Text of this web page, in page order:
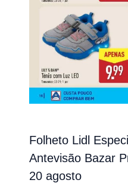
Folheto Lidl
Antevisão Bazar
20 agosto